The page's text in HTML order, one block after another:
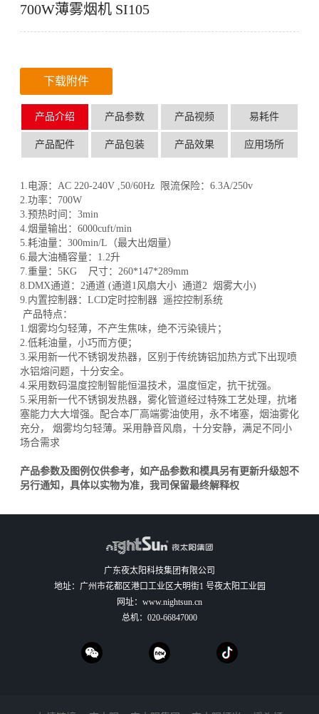
700W薄雾烟机 SI105
下载附件
产品介绍 产品参数 产品视频 易耗件
产品配件 产品包装 产品效果 应用场所
1.电源：AC 220-240V ,50/60Hz 限流保险：6.3A/250v
2.功率：700W
3.预热时间：3min
4.烟量输出：6000cuft/min
5.耗油量：300min/L（最大出烟量）
6.最大油桶容量：1.2升
7.重量：5KG 尺寸：260*147*289mm
8.DMX通道：2通道 (通道1风扇大小 通道2 烟雾大小)
9.内置控制器：LCD定时控制器 遥控控制系统
产品特点：
1.烟雾均匀轻薄，不产生焦味，绝不污染镜片；
2.低耗油量，小巧而方便；
3.采用新一代不锈钢发热器，区别于传统铸铝加热方式下出现喷
水铝熔问题，十分安全。
4.采用数码温度控制智能恒温技术，温度恒定，抗干扰强。
5.采用新一代不锈钢发热器，雾化管道经过特殊工艺处理，抗堵
塞能力大大增强。配合本厂高端雾油使用，永不堵塞，烟油雾化
充分， 烟雾均匀轻薄。采用静音风扇，十分安静，满足不同小
场合需求
产品参数及图例仅供参考，如产品参数和模具另有更新升级恕不
另行通知，具体以实物为准，我司保留最终解释权
广东夜太阳科技集团有限公司
地址：广州市花都区港口工业区大明街1 号夜太阳工业园
网址： www.nightsun.cn
总机： 020-66847000